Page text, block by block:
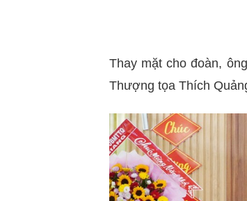
Thay mặt cho đoàn,
Thượng tọa Thích